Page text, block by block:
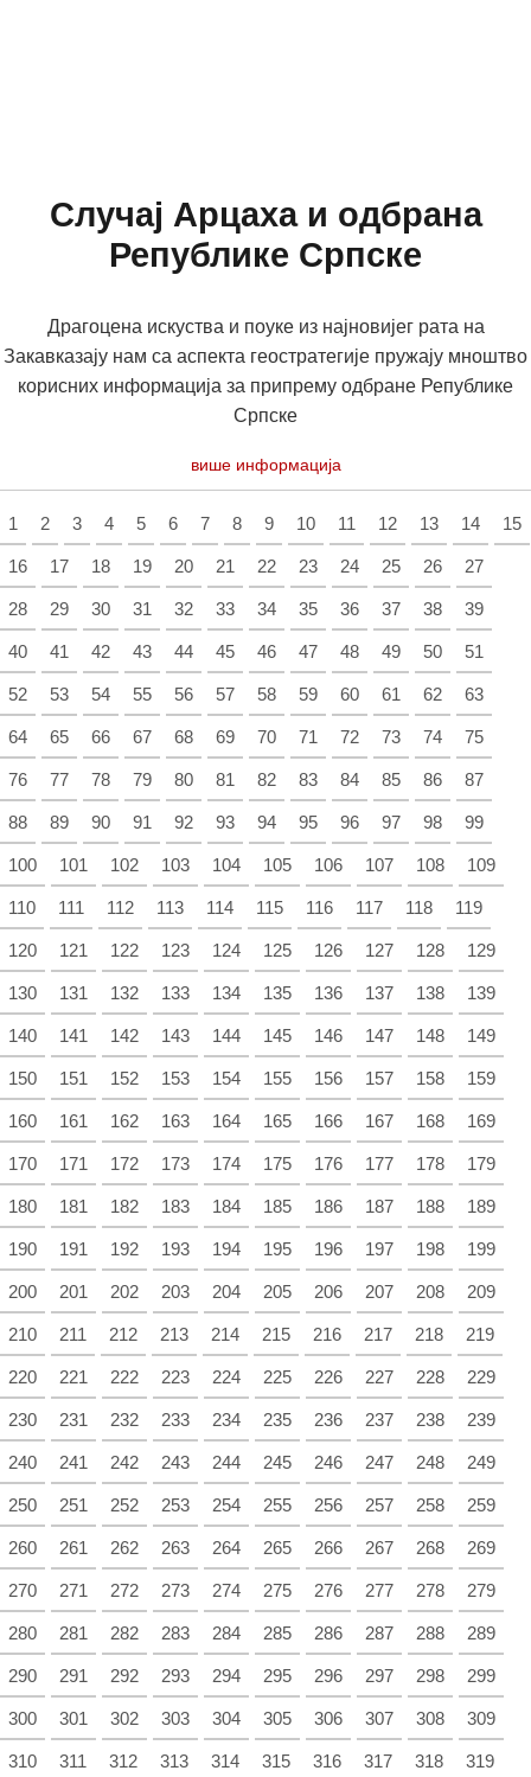
Случај Арцаха и одбрана
Републике Српске
Драгоцена искуства и поуке из најновијег рата на
Закавказају нам са аспекта геостратегије пружају мноштво
корисних информација за припрему одбране Републике
Српске
више информација
1 2 3 4 5 6 7 8 9 10 11 12 13 14 15
16 17 18 19 20 21 22 23 24 25 26 27
28 29 30 31 32 33 34 35 36 37 38 39
40 41 42 43 44 45 46 47 48 49 50 51
52 53 54 55 56 57 58 59 60 61 62 63
64 65 66 67 68 69 70 71 72 73 74 75
76 77 78 79 80 81 82 83 84 85 86 87
88 89 90 91 92 93 94 95 96 97 98 99
100 101 102 103 104 105 106 107 108 109
110 111 112 113 114 115 116 117 118 119
120 121 122 123 124 125 126 127 128 129
130 131 132 133 134 135 136 137 138 139
140 141 142 143 144 145 146 147 148 149
150 151 152 153 154 155 156 157 158 159
160 161 162 163 164 165 166 167 168 169
170 171 172 173 174 175 176 177 178 179
180 181 182 183 184 185 186 187 188 189
190 191 192 193 194 195 196 197 198 199
200 201 202 203 204 205 206 207 208 209
210 211 212 213 214 215 216 217 218 219
220 221 222 223 224 225 226 227 228 229
230 231 232 233 234 235 236 237 238 239
240 241 242 243 244 245 246 247 248 249
250 251 252 253 254 255 256 257 258 259
260 261 262 263 264 265 266 267 268 269
270 271 272 273 274 275 276 277 278 279
280 281 282 283 284 285 286 287 288 289
290 291 292 293 294 295 296 297 298 299
300 301 302 303 304 305 306 307 308 309
310 311 312 313 314 315 316 317 318 319